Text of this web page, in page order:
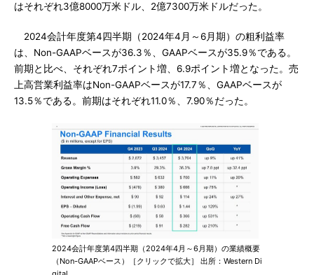
はそれぞれ3億8000万米ドル、2億7300万米ドルだった。
2024会計年度第4四半期（2024年4月～6月期）の粗利益率
は、Non-GAAPベースが36.3％、GAAPベースが35.9％である。
前期と比べ、それぞれ7ポイント増、6.9ポイント増となった。売
上高営業利益率はNon-GAAPベースが17.7％、GAAPベースが
13.5％である。前期はそれぞれ11.0％、7.90％だった。
2024会計年度第4四半期（2024年4月～6月期）の業績概要
（Non-GAAPベース）［クリックで拡大］ 出所：Western Di